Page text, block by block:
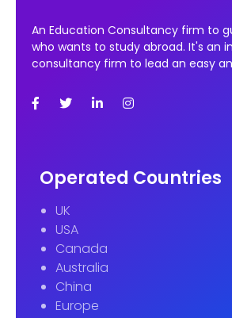
An Education Consultancy firm to
who wants to study abroad. It's an
consultancy firm to lead an easy
Operated Countries
UK
USA
Canada
Australia
China
Europe